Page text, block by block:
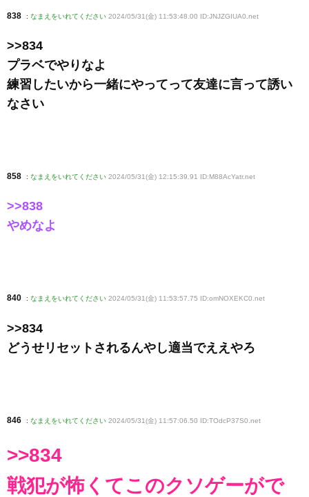
838 : なまえをいれてください 2024/05/31(金) 11:53:48.00 ID:JNJZGIUA0 .net
>>834
プラベでやりなよ
練習したいから一緒にやってって友達に言って誘い
なさい
858 : なまえをいれてください 2024/05/31(金) 12:15:39.91 ID:M88AcYatr.net
>>838
やめなよ
840 : なまえをいれてください 2024/05/31(金) 11:53:57.75 ID:omNOXEKC0.net
>>834
どうせリセットされるんやし適当でええやろ
846 : なまえをいれてください 2024/05/31(金) 11:57:06.50 ID:TOdcP37S0 .net
>>834
戦犯が怖くてこのクソゲーがで